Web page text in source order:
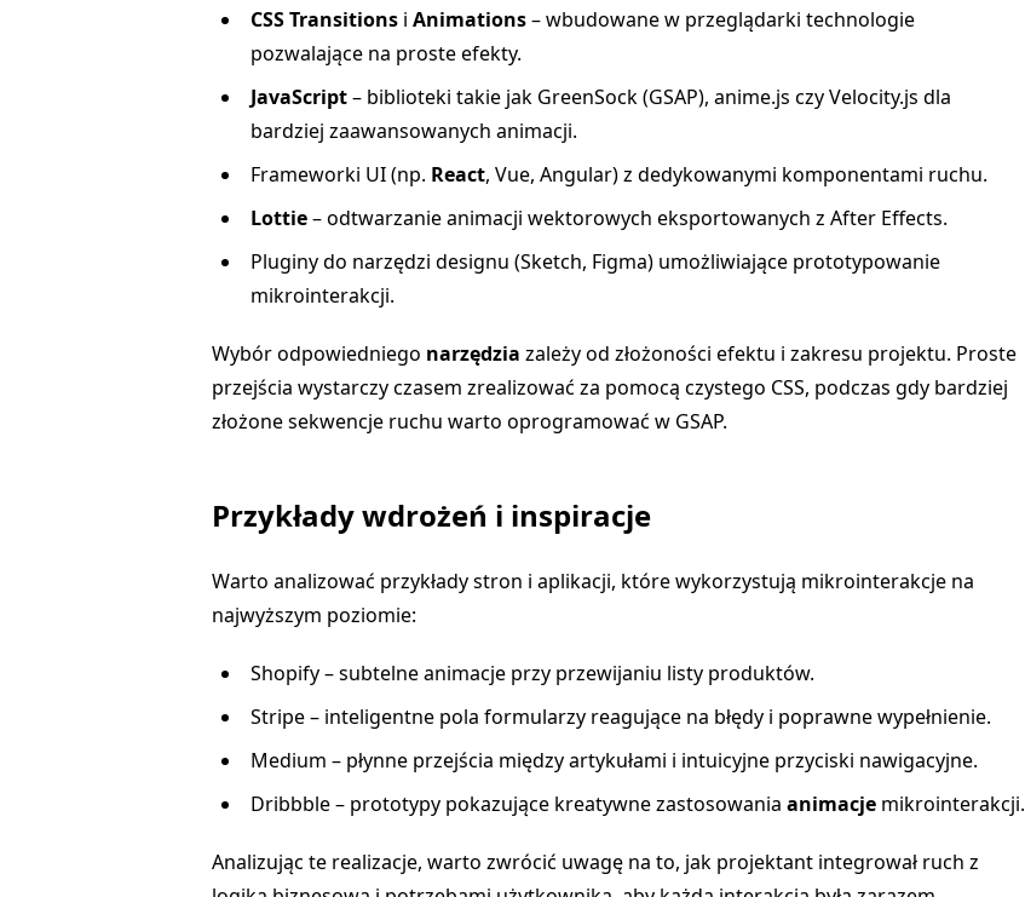
CSS Transitions iAnimations– wbudowane w przeglądarki technologie
pozwalające na proste efekty.
JavaScript– biblioteki takie jak GreenSock (GSAP), anime.js czy Velocity.js dla
bardziej zaawansowanych animacji.
Frameworki UI (np. React, Vue, Angular) z dedykowanymi komponentami ruchu.
Lottie– odtwarzanie animacji wektorowych eksportowanych z After Effects.
Pluginy do narzędzi designu (Sketch, Figma) umożliwiające prototypowanie
mikrointerakcji.
Wybór odpowiedniego narzędzia zależy od złożoności efektu i zakresu projektu. Proste
przejścia wystarczy czasem zrealizować za pomocą czystego CSS, podczas gdy bardziej
złożone sekwencje ruchu warto oprogramować w GSAP.
Przykłady wdrożeń i inspiracje
Warto analizować przykłady stron i aplikacji, które wykorzystują mikrointerakcje na
najwyższym poziomie:
Shopify – subtelne animacje przy przewijaniu listy produktów.
Stripe – inteligentne pola formularzy reagujące na błędy i poprawne wypełnienie.
Medium – płynne przejścia między artykułami i intuicyjne przyciski nawigacyjne.
Dribbble – prototypy pokazujące kreatywne zastosowaniaanimacje mikrointerakcji.
Analizując te realizacje, warto zwrócić uwagę na to, jak projektant integrował ruch z